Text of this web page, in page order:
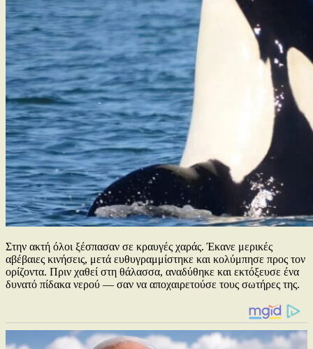
Στην ακτή όλοι ξέσπασαν σε κραυγές χαράς. Έκανε μερικές
αβέβαιες κινήσεις, μετά ευθυγραμμίστηκε και κολύμπησε προς τον
ορίζοντα. Πριν χαθεί στη θάλασσα, αναδύθηκε και εκτόξευσε ένα
δυνατό πίδακα νερού — σαν να αποχαιρετούσε τους σωτήρες της.